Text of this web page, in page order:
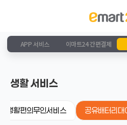
APP 서비스 이마트24 간편결제
생활 서비스
생활편의무인서비스 공유배터리대